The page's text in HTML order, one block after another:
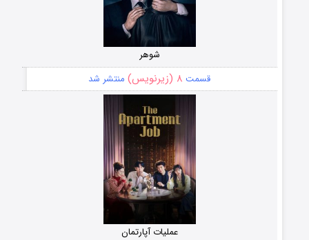
شوهر
قسمت ۸ (زیرنویس) منتشر شد
عملیات آپارتمان